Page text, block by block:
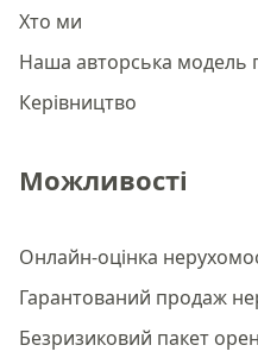
Хто ми
Наша авторська модель
Керівництво
Можливості
Онлайн-оцінка
Гарантований продаж
Безризиковий пакет